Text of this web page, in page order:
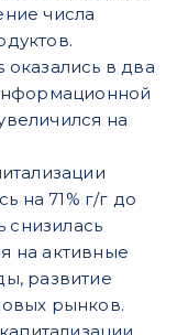
числа
оказались в два
на
на 71% г/г до
снизилась
на активные
развитие
рынков.